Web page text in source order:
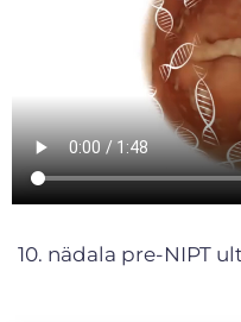
10. nädala pre-NIPT